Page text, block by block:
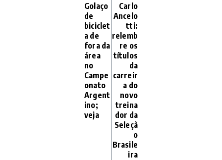
Golaço
de
biciclet
a de
fora da
área
no
Campe
onato
Argent
ino;
veja
Carlo
Ancelo
tti:
relemb
re os
títulos
da
carreir
a do
novo
treina
dor da
Seleçã
o
Brasile
ira